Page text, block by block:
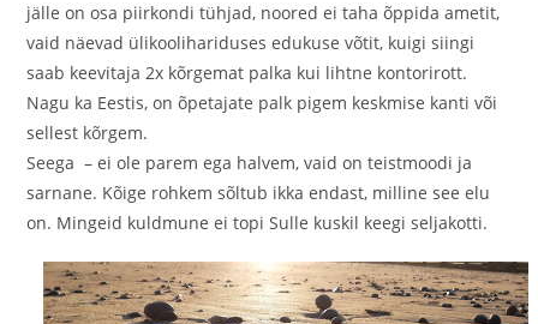
jälle on osa piirkondi tühjad, noored ei taha õppida ametit,
vaid näevad ülikoolihariduses edukuse võtit, kuigi siingi
saab keevitaja 2x kõrgemat palka kui lihtne kontorirott.
Nagu ka Eestis, on õpetajate palk pigem keskmise kanti või
sellest kõrgem.
Seega – ei ole parem ega halvem, vaid on teistmoodi ja
sarnane. Kõige rohkem sõltub ikka endast, milline see elu
on. Mingeid kuldmune ei topi Sulle kuskil keegi seljakotti.